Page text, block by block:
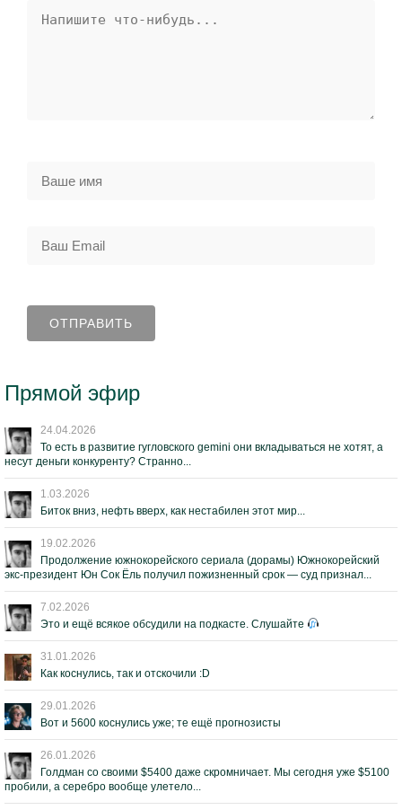
Прямой эфир
24.04.2026
То есть в развитие гугловского gemini они вкладываться не хотят, а
несут деньги конкуренту? Странно...
1.03.2026
Биток вниз, нефть вверх, как нестабилен этот мир...
19.02.2026
Продолжение южнокорейского сериала (дорамы) Южнокорейский
экс-президент Юн Сок Ёль получил пожизненный срок — суд признал...
7.02.2026
Это и ещё всякое обсудили на подкасте. Слушайте
31.01.2026
Как коснулись, так и отскочили :D
29.01.2026
Вот и 5600 коснулись уже; те ещё прогнозисты
26.01.2026
Голдман со своими $5400 даже скромничает. Мы сегодня уже $5100
пробили, а серебро вообще улетело...